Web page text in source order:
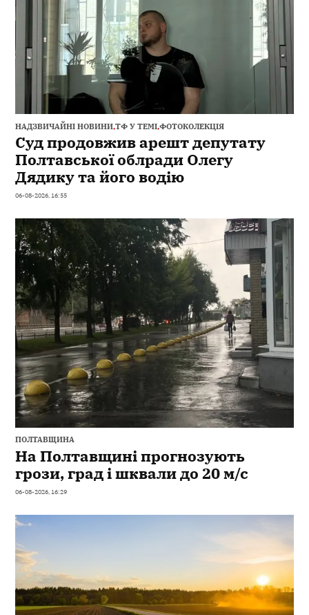
НАДЗВИЧАЙНІ НОВИНИ,ТФ У ТЕМІ,ФОТОКОЛЕКЦІЯ
Суд продовжив арешт депутату
Полтавської облради Олегу
Дядику та його водію
06-08-2026, 16:55
ПОЛТАВЩИНА
На Полтавщині прогнозують
грози, град і шквали до 20 м/с
06-08-2026, 16:29